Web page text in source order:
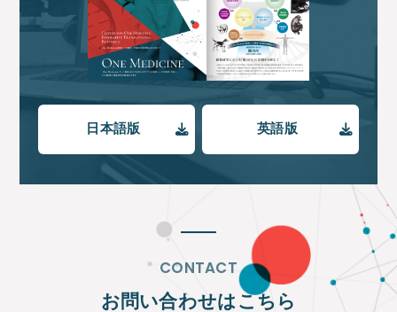
日本語版 英語版
CONTACT
お問い合わせはこちら